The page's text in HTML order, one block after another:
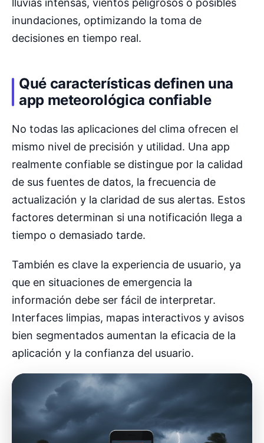
lluvias intensas, vientos peligrosos o posibles
inundaciones, optimizando la toma de
decisiones en tiempo real.
Qué características definen una
app meteorológica confiable
No todas las aplicaciones del clima ofrecen el
mismo nivel de precisión y utilidad. Una app
realmente confiable se distingue por la calidad
de sus fuentes de datos, la frecuencia de
actualización y la claridad de sus alertas. Estos
factores determinan si una notificación llega a
tiempo o demasiado tarde.
También es clave la experiencia de usuario, ya
que en situaciones de emergencia la
información debe ser fácil de interpretar.
Interfaces limpias, mapas interactivos y avisos
bien segmentados aumentan la eficacia de la
aplicación y la confianza del usuario.